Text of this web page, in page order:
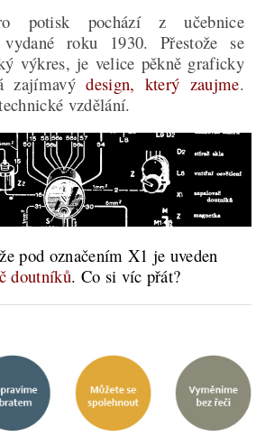
potisk pochází z učebnice
vydané roku 1930. Přestože se
výkres, je velice pěkně graficky
zajímavýdesign, který zaujme.
vzdělání.
pod označením X1 je uveden
doutníků. Co si víc přát?